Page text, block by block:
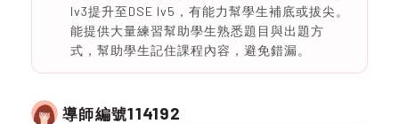
lv3提升至DSE lv5，有能力幫學生補底或拔尖。
能提供大量練習幫助學生熟悉題目與出題方
式，幫助學生記住課程內容，避免錯漏。
導師編號114192